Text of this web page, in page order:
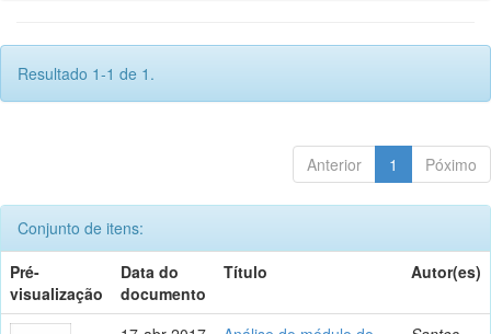
Resultado 1-1 de 1.
Anterior 1 Póximo
Conjunto de itens:
Pré-
visualização
Data do
documento
Título Autor(es)